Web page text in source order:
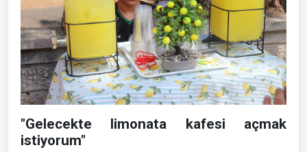
"Gelecekte limonata kafesi açmak
istiyorum"